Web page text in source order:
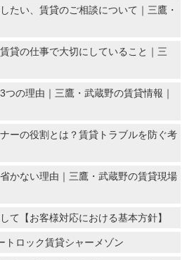
たい、賃貸のご相談について｜三鷹・
貸の仕事で大切にしていること｜三
の理由｜三鷹・武蔵野の賃貸情報｜
ーの役割とは？賃貸トラブルを防ぐ考
かない理由｜三鷹・武蔵野の賃貸現場
て【お客様対応における基本方針】
ロック賃貸シャーメゾン